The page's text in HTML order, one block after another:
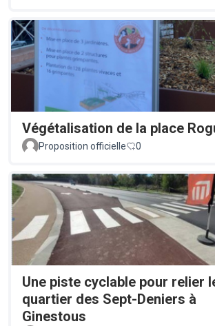
Végétalisation de la place
Proposition officielle
0
Une piste cyclable pour relier
quartier des Sept-Deniers à
Ginestous